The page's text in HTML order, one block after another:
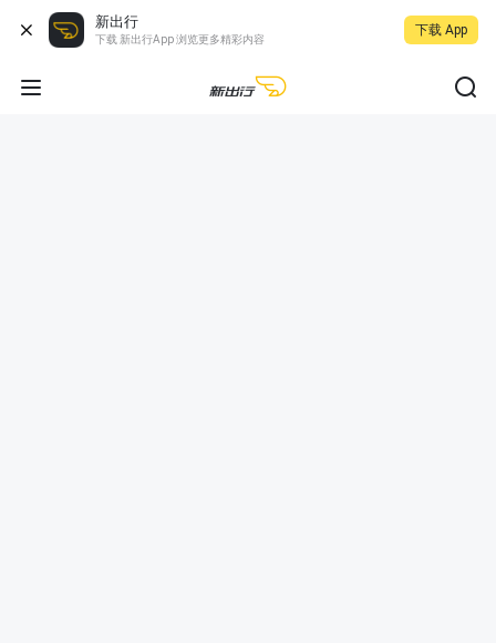
新出行
下载 新出行App 浏览更多精彩内容
下载 App